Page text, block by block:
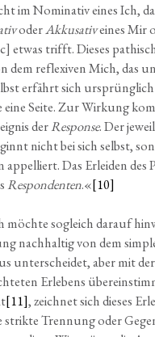
im Nomi­na­tiv eines Ich,
oderAkku­sa­tiveines Mir
etwas trifft. Die­ses
dem refle­xi­ven Mich, das
erfährt sich
eine Sei­te. Zur Wir­kung
derRespon­se. Der
nicht bei sich selbst,
appel­liert. Das Erlei­den
Respon­den­ten.«[10]
möch­te sogleich dar­auf
nach­hal­tig von dem
unter­schei­det, aber mit
Erle­bens
[11], zeich­net sich die­ses
strik­te Tren­nung oder